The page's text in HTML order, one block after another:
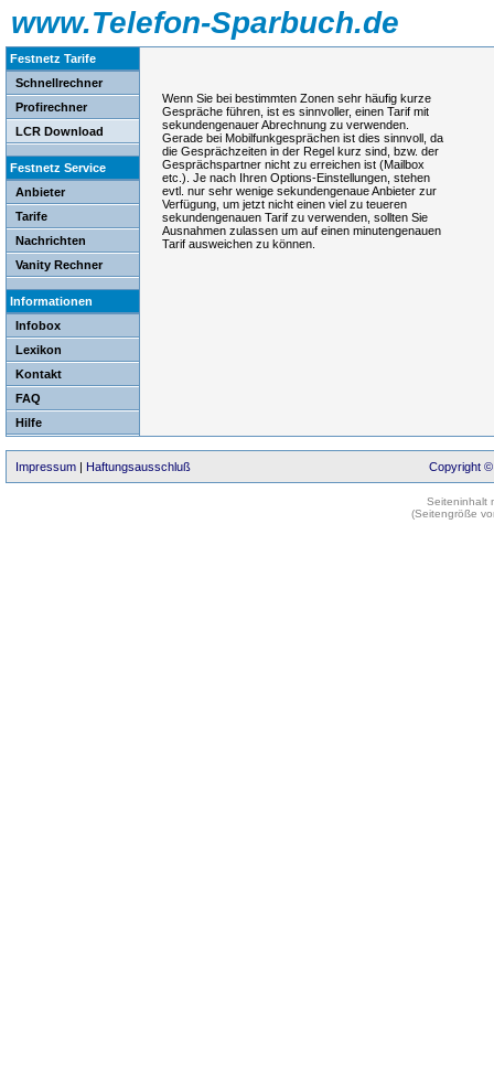
www.Telefon-Sparbuch.de
Festnetz Tarife
Schnellrechner
Profirechner
LCR Download
Festnetz Service
Anbieter
Tarife
Nachrichten
Vanity Rechner
Informationen
Infobox
Lexikon
Kontakt
FAQ
Hilfe
Wenn Sie bei bestimmten Zonen sehr häufig kurze
Gespräche führen, ist es sinnvoller, einen Tarif mit
sekundengenauer Abrechnung zu verwenden.
Gerade bei Mobilfunkgesprächen ist dies sinnvoll, da
die Gesprächzeiten in der Regel kurz sind, bzw. der
Gesprächspartner nicht zu erreichen ist (Mailbox
etc.). Je nach Ihren Options-Einstellungen, stehen
evtl. nur sehr wenige sekundengenaue Anbieter zur
Verfügung, um jetzt nicht einen viel zu teueren
sekundengenauen Tarif zu verwenden, sollten Sie
Ausnahmen zulassen um auf einen minutengenauen
Tarif ausweichen zu können.
Impressum | Haftungsausschluß Copyright ©
Seiteninhalt
(Seitengröße